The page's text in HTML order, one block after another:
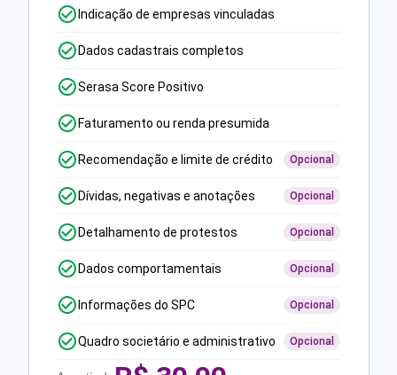
Indicação de empresas vinculadas
Dados cadastrais completos
Serasa Score Positivo
Faturamento ou renda presumida
Recomendação e limite de crédito Opcional
Dívidas, negativas e anotações Opcional
Detalhamento de protestos Opcional
Dados comportamentais Opcional
Informações do SPC Opcional
Quadro societário e administrativo Opcional